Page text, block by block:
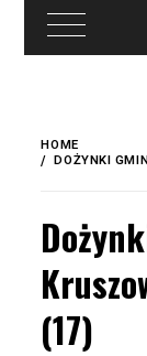
treści
content
HOME
DOŻYNKI
(17)